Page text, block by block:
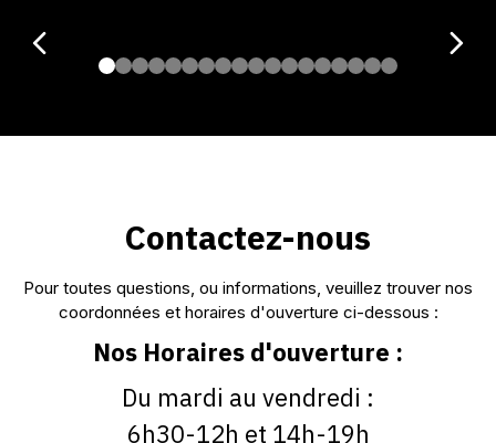
Contactez-nous
Nos Horaires d'ouverture :